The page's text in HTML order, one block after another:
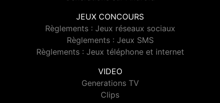
JEUX CONCOURS
Règlements : Jeux réseaux sociaux
Règlements : Jeux SMS
Règlements : Jeux téléphone et internet
VIDEO
Generations TV
Clips